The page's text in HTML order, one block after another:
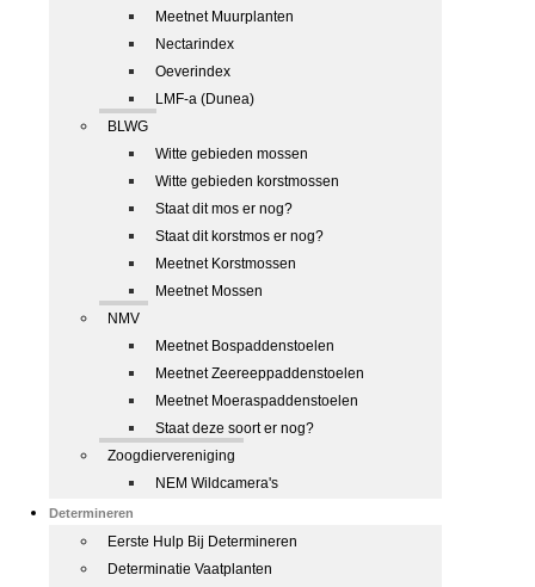
Meetnet Muurplanten
Nectarindex
Oeverindex
LMF-a (Dunea)
BLWG
Witte gebieden mossen
Witte gebieden korstmossen
Staat dit mos er nog?
Staat dit korstmos er nog?
Meetnet Korstmossen
Meetnet Mossen
NMV
Meetnet Bospaddenstoelen
Meetnet Zeereeppaddenstoelen
Meetnet Moeraspaddenstoelen
Staat deze soort er nog?
Zoogdiervereniging
NEM Wildcamera's
Determineren
Eerste Hulp Bij Determineren
Determinatie Vaatplanten